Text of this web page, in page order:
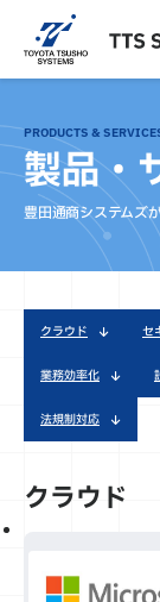
ッ
プ
PRODUCTS &
製品・
豊田通商システムズ
クラウド セ
業務効率化
法規制対応
クラウド